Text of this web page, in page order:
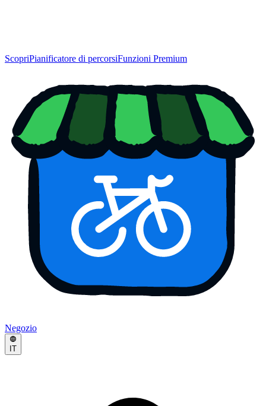
ScopriPianificatore di percorsiFunzioni Premium
Negozio
IT